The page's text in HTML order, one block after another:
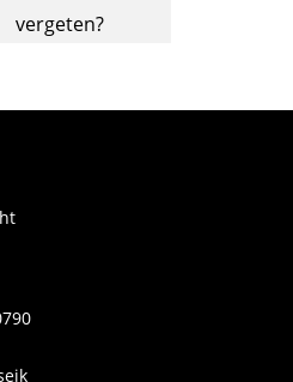
vergeten?